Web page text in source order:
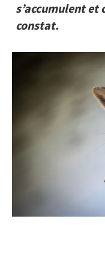
s’accumulent et
constat.